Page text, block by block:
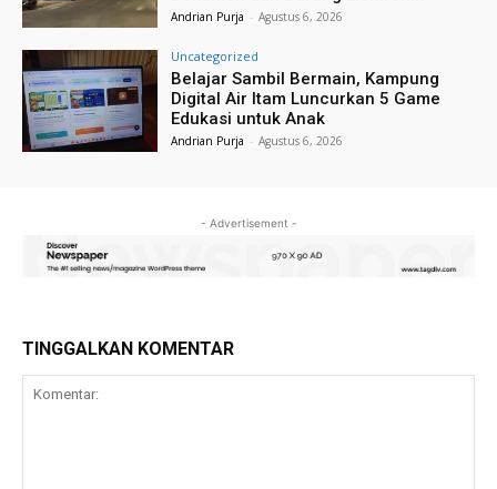
Andrian Purja - Agustus 6, 2026
Uncategorized
Belajar Sambil Bermain, Kampung
Digital Air Itam Luncurkan 5 Game
Edukasi untuk Anak
Andrian Purja - Agustus 6, 2026
- Advertisement -
TINGGALKAN KOMENTAR